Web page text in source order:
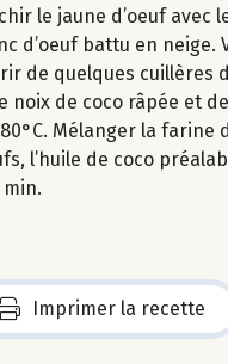
le jaune d’oeuf
d’oeuf battu en
de quelques
noix de coco râpée et
Mélanger la
l’huile de coco
Imprimer la recette